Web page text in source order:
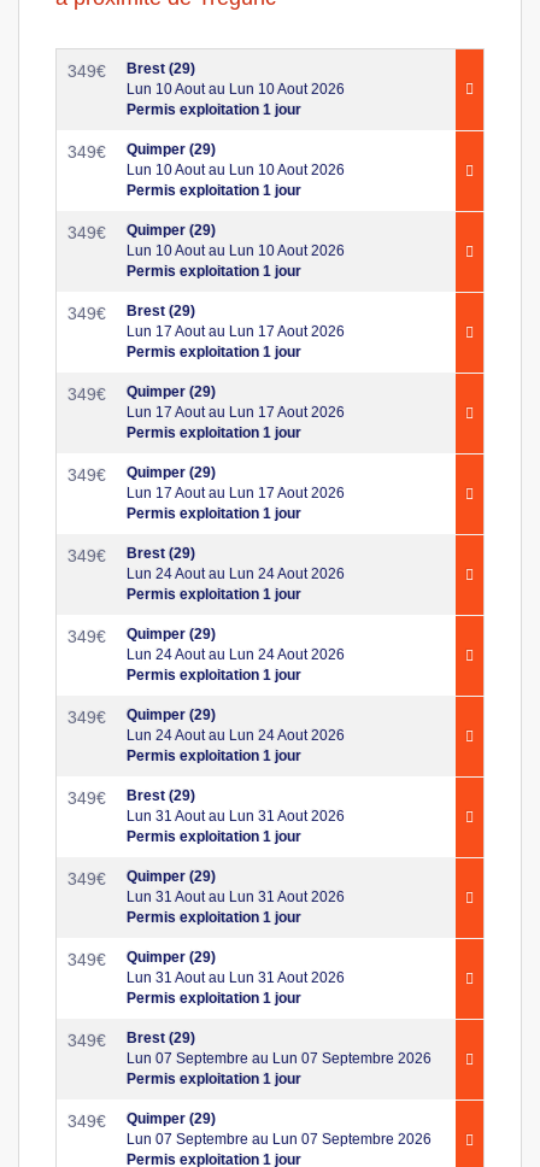
349€
Brest (29)
Lun 10 Aout au Lun 10 Aout 2026
Permis exploitation 1 jour
349€
Quimper (29)
Lun 10 Aout au Lun 10 Aout 2026
Permis exploitation 1 jour
349€
Quimper (29)
Lun 10 Aout au Lun 10 Aout 2026
Permis exploitation 1 jour
349€
Brest (29)
Lun 17 Aout au Lun 17 Aout 2026
Permis exploitation 1 jour
349€
Quimper (29)
Lun 17 Aout au Lun 17 Aout 2026
Permis exploitation 1 jour
349€
Quimper (29)
Lun 17 Aout au Lun 17 Aout 2026
Permis exploitation 1 jour
349€
Brest (29)
Lun 24 Aout au Lun 24 Aout 2026
Permis exploitation 1 jour
349€
Quimper (29)
Lun 24 Aout au Lun 24 Aout 2026
Permis exploitation 1 jour
349€
Quimper (29)
Lun 24 Aout au Lun 24 Aout 2026
Permis exploitation 1 jour
349€
Brest (29)
Lun 31 Aout au Lun 31 Aout 2026
Permis exploitation 1 jour
349€
Quimper (29)
Lun 31 Aout au Lun 31 Aout 2026
Permis exploitation 1 jour
349€
Quimper (29)
Lun 31 Aout au Lun 31 Aout 2026
Permis exploitation 1 jour
349€
Brest (29)
Lun 07 Septembre au Lun 07 Septembre 2026
Permis exploitation 1 jour
349€
Quimper (29)
Lun 07 Septembre au Lun 07 Septembre 2026
Permis exploitation 1 jour